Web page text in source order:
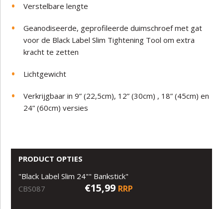
Verstelbare lengte
Geanodiseerde, geprofileerde duimschroef met gat
voor de Black Label Slim Tightening Tool om extra
kracht te zetten
Lichtgewicht
Verkrijgbaar in 9” (22,5cm), 12” (30cm) , 18” (45cm) en
24” (60cm) versies
PRODUCT OPTIES
"Black Label Slim 24"" Bankstick"
CBS087
€15,99 RRP